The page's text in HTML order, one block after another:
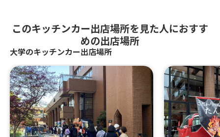
このキッチンカー出店場所を見た人におすす
めの出店場所
大学のキッチンカー出店場所